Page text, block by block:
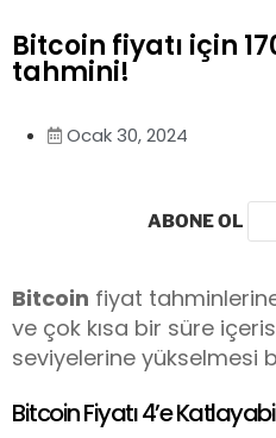
Bitcoin fiyatı için
tahmini!
Ocak 30, 2024
ABONE OL
Bitcoin fiyat
ve çok kısa bir süre
seviyelerine yükselmesi
Bitcoin Fiyatı 4’e